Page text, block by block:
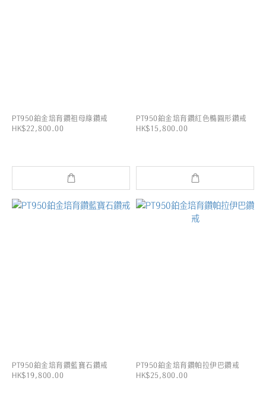
PT950鉑金培育鑽祖母綠鑽戒
HK$22,800.00
PT950鉑金培育鑽紅色橢圓形鑽戒
HK$15,800.00
PT950鉑金培育鑽藍寶石鑽戒
HK$19,800.00
PT950鉑金培育鑽帕拉伊巴鑽戒
HK$25,800.00